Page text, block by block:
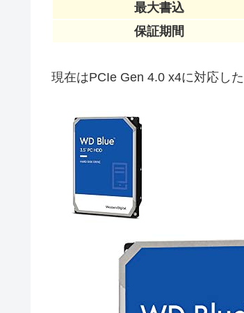
最大書込
保証期間
現在はPCIe Gen 4.0 x4に対応した